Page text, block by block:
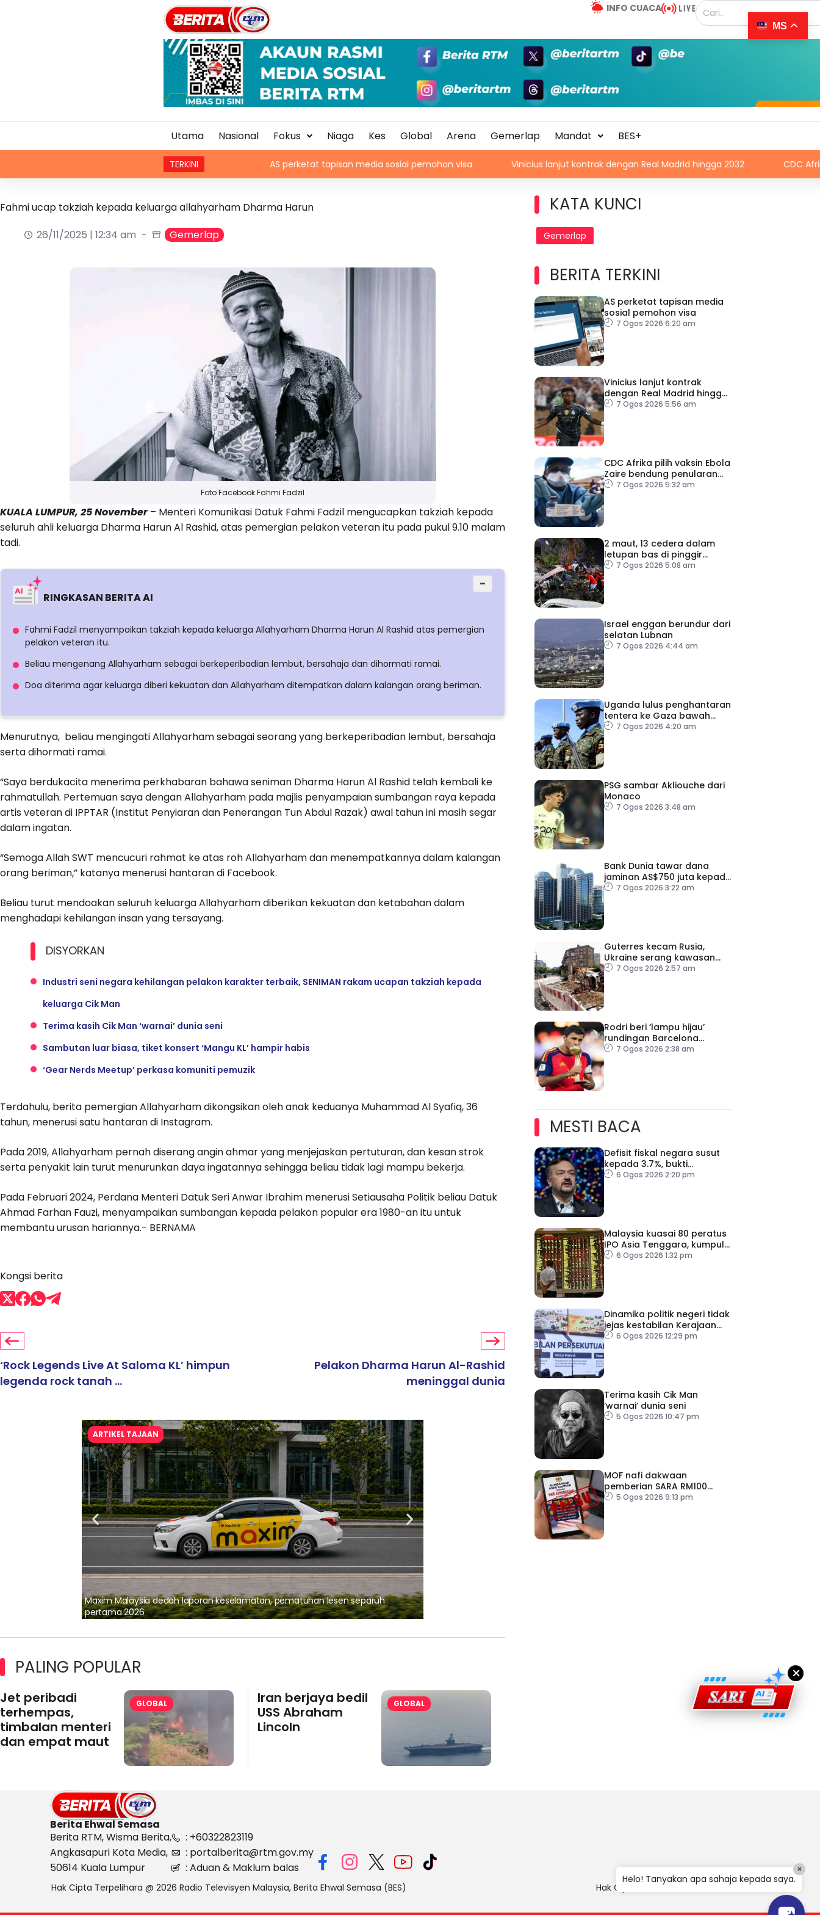
INFO CUACA
Utama Nasional Fokus Niaga Kes Global Arena Gemerlap Mandat BES+
TERKINI AS perketat tapisan media sosial pemohon visa Vinicius lanjut kontrak dengan Real Madrid hingga 2032 CDC Afrika pilih
Fahmi ucap takziah kepada keluarga allahyarham Dharma Harun
26/11/2025 | 12:34 am
Gemerlap
Foto Facebook Fahmi Fadzil
KUALA LUMPUR, 25 November– Menteri Komunikasi Datuk Fahmi Fadzil mengucapkan takziah kepada
seluruh ahli keluarga Dharma Harun Al Rashid, atas pemergian pelakon veteran itu pada pukul 9.10 malam
tadi.
RINGKASAN BERITA AI
−
Fahmi Fadzil menyampaikan takziah kepada keluarga Allahyarham Dharma Harun Al Rashid atas pemergian
pelakon veteran itu.
Beliau mengenang Allahyarham sebagai berkeperibadian lembut, bersahaja dan dihormati ramai.
Doa diterima agar keluarga diberi kekuatan dan Allahyarham ditempatkan dalam kalangan orang beriman.
Menurutnya, beliau mengingati Allahyarham sebagai seorang yang berkeperibadian lembut, bersahaja
serta dihormati ramai.
“Saya berdukacita menerima perkhabaran bahawa seniman Dharma Harun Al Rashid telah kembali ke
rahmatullah. Pertemuan saya dengan Allahyarham pada majlis penyampaian sumbangan raya kepada
artis veteran di IPPTAR (Institut Penyiaran dan Penerangan Tun Abdul Razak) awal tahun ini masih segar
dalam ingatan.
“Semoga Allah SWT mencucuri rahmat ke atas roh Allahyarham dan menempatkannya dalam kalangan
orang beriman,” katanya menerusi hantaran di Facebook.
Beliau turut mendoakan seluruh keluarga Allahyarham diberikan kekuatan dan ketabahan dalam
menghadapi kehilangan insan yang tersayang.
DISYORKAN
Industri seni negara kehilangan pelakon karakter terbaik, SENIMAN rakam ucapan takziah kepada
keluarga Cik Man
Terima kasih Cik Man ‘warnai’ dunia seni
Sambutan luar biasa, tiket konsert ‘Mangu KL’ hampir habis
‘Gear Nerds Meetup’ perkasa komuniti pemuzik
Terdahulu, berita pemergian Allahyarham dikongsikan oleh anak keduanya Muhammad Al Syafiq, 36
tahun, menerusi satu hantaran di Instagram.
Pada 2019, Allahyarham pernah diserang angin ahmar yang menjejaskan pertuturan, dan kesan strok
serta penyakit lain turut menurunkan daya ingatannya sehingga beliau tidak lagi mampu bekerja.
Pada Februari 2024, Perdana Menteri Datuk Seri Anwar Ibrahim menerusi Setiausaha Politik beliau Datuk
Ahmad Farhan Fauzi, menyampaikan sumbangan kepada pelakon popular era 1980-an itu untuk
membantu urusan hariannya.- BERNAMA
Kongsi berita
‘Rock Legends Live At Saloma KL’ himpun
legenda rock tanah ...
Pelakon Dharma Harun Al-Rashid
meninggal dunia
ARTIKEL TAJAAN
Maxim Malaysia dedah laporan keselamatan, pematuhan lesen separuh
pertama 2026
PALING POPULAR
Jet peribadi
terhempas,
timbalan menteri
dan empat maut
GLOBAL
Iran berjaya bedil
USS Abraham
Lincoln
GLOBAL
KATA KUNCI
Gemerlap
BERITA TERKINI
AS perketat tapisan media
sosial pemohon visa
7 Ogos 2026 6:20 am
Vinicius lanjut kontrak
dengan Real Madrid hingga
20327 Ogos 2026 5:56 am
CDC Afrika pilih vaksin Ebola
Zaire bendung penularan
wabak
7 Ogos 2026 5:32 am
2 maut, 13 cedera dalam
letupan bas di pinggir
Damsyik
7 Ogos 2026 5:08 am
Israel enggan berundur dari
selatan Lubnan
7 Ogos 2026 4:44 am
Uganda lulus penghantaran
tentera ke Gaza bawah
pelan pelucutan senjata
7 Ogos 2026 4:20 am
PSG sambar Akliouche dari
Monaco
7 Ogos 2026 3:48 am
Bank Dunia tawar dana
jaminan AS$750 juta kepada
Indonesia bantu
7 Ogos 2026 3:22 am
Guterres kecam Rusia,
Ukraine serang kawasan
awam7 Ogos 2026 2:57 am
Rodri beri ‘lampu hijau’
rundingan Barcelona
dengan Man City
7 Ogos 2026 2:38 am
MESTI BACA
Defisit fiskal negara susut
kepada 3.7%, bukti
keyakinan pelabur masih
6 Ogos 2026 2:20 pm
Malaysia kuasai 80 peratus
IPO Asia Tenggara, kumpul
AS$1.4 bilion separuh
6 Ogos 2026 1:32 pm
Dinamika politik negeri tidak
jejas kestabilan Kerajaan
Perpaduan Persekutuan –
6 Ogos 2026 12:29 pm
Terima kasih Cik Man
‘warnai’ dunia seni
5 Ogos 2026 10:47 pm
MOF nafi dakwaan
pemberian SARA RM100
sempena Hari Kebangsaan
5 Ogos 2026 9:13 pm
×
Berita Ehwal Semasa
Berita RTM, Wisma Berita,
Angkasapuri Kota Media,
50614 Kuala Lumpur
: +60322823119
: portalberita@rtm.gov.my
: Aduan & Maklum balas
Hak Cipta Terpelihara @ 2026 Radio Televisyen Malaysia, Berita Ehwal Semasa (BES) Hak Cipta Penafian Polisi Keselamatan
MS
Helo! Tanyakan apa sahaja kepada saya.
×